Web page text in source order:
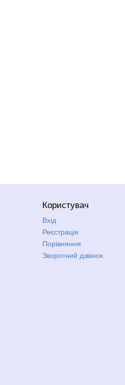
Користувач
Вхід
Реєстрація
Порівняння
Зворотний дзвінок